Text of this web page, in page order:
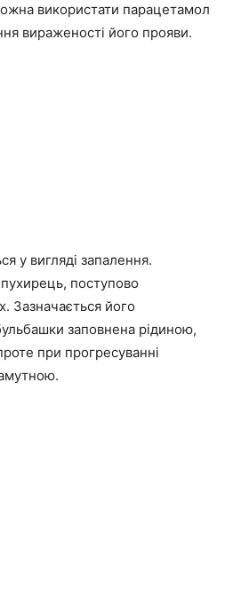
використати парацетамол
вираженості його прояви.
у вигляді запалення.
поступово
Зазначається його
заповнена рідиною,
при прогресуванні